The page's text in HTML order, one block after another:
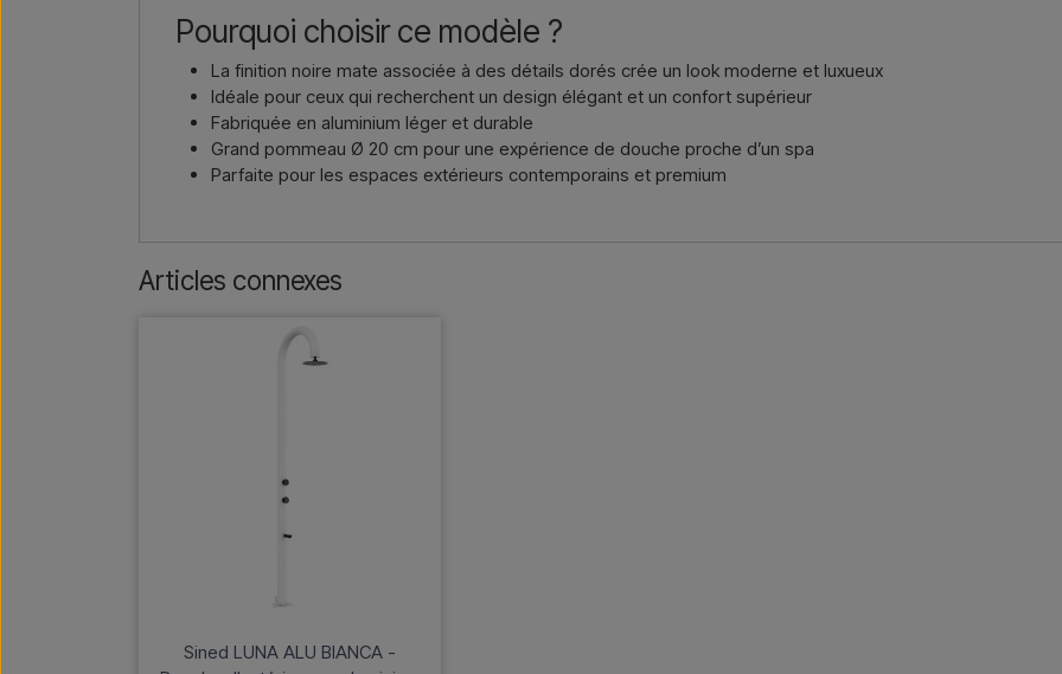
Pourquoi choisir ce modèle ?
La finition noire mate associée à des détails dorés crée un look moderne et luxueux
Idéale pour ceux qui recherchent un design élégant et un confort supérieur
Fabriquée en aluminium léger et durable
Grand pommeau Ø 20 cm pour une expérience de douche proche d’un spa
Parfaite pour les espaces extérieurs contemporains et premium
Articles connexes
Sined LUNA ALU BIANCA -